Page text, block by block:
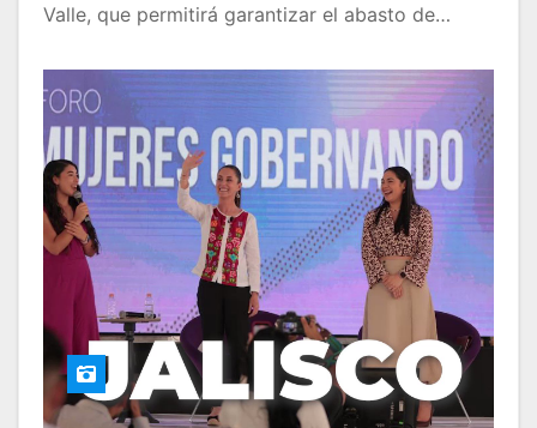
Valle, que permitirá garantizar el abasto de…